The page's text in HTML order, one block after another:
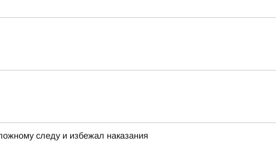
следу и избежал наказания